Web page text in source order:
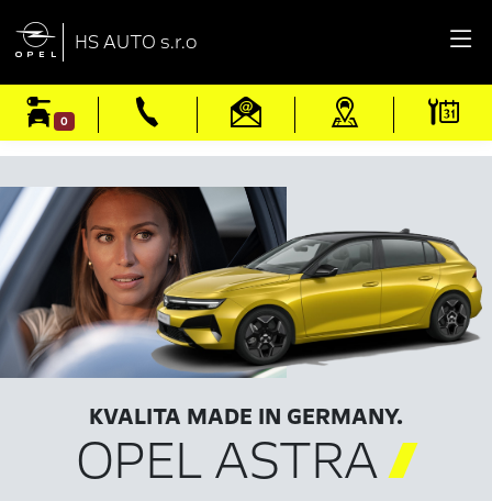
 HS AUTO s.r.o
0
KVALITA MADE IN GERMANY.
OPEL ASTRA